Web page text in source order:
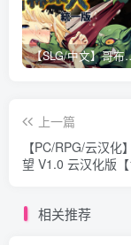
【SLG/中文】哥布林巢
上一篇
【PC/RPG/云汉化
望 V1.0 云汉化版【
相关推荐